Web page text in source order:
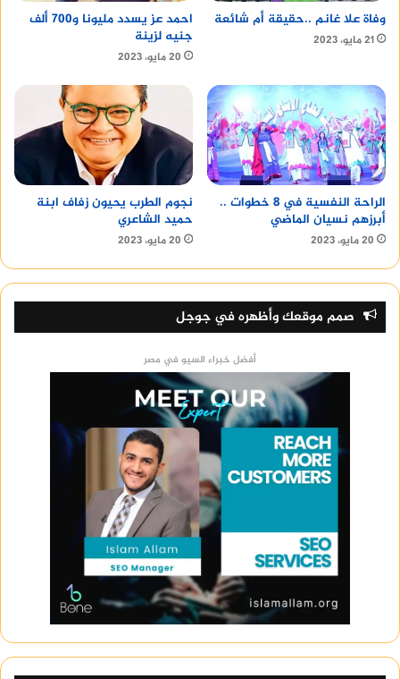
وفاة علا غانم ..حقيقة أم شائعة
21 مايو، 2023
احمد عز يسدد مليونا و700 ألف
جنيه لزينة
20 مايو، 2023
الراحة النفسية في 8 خطوات ..
أبرزهم نسيان الماضي
20 مايو، 2023
نجوم الطرب يحيون زفاف ابنة
حميد الشاعري
20 مايو، 2023
صمم موقعك وأظهره في جوجل
أفضل خبراء السيو في مصر